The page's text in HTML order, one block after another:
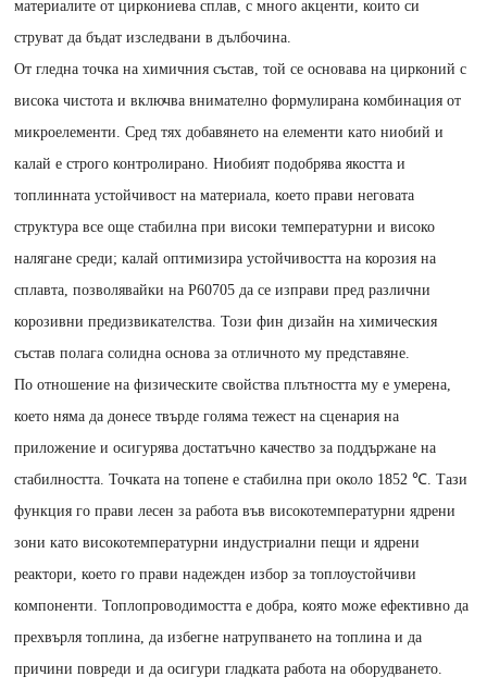
материалите от циркониева сплав, с много акценти, които си
струват да бъдат изследвани в дълбочина.
От гледна точка на химичния състав, той се основава на цирконий с
висока чистота и включва внимателно формулирана комбинация от
микроелементи. Сред тях добавянето на елементи като ниобий и
калай е строго контролирано. Ниобият подобрява якостта и
топлинната устойчивост на материала, което прави неговата
структура все още стабилна при високи температурни и високо
налягане среди; калай оптимизира устойчивостта на корозия на
сплавта, позволявайки на Р60705 да се изправи пред различни
корозивни предизвикателства. Този фин дизайн на химическия
състав полага солидна основа за отличното му представяне.
По отношение на физическите свойства плътността му е умерена,
което няма да донесе твърде голяма тежест на сценария на
приложение и осигурява достатъчно качество за поддържане на
стабилността. Точката на топене е стабилна при около 1852 ℃. Тази
функция го прави лесен за работа във високотемпературни ядрени
зони като високотемпературни индустриални пещи и ядрени
реактори, което го прави надежден избор за топлоустойчиви
компоненти. Топлопроводимостта е добра, която може ефективно да
прехвърля топлина, да избегне натрупването на топлина и да
причини повреди и да осигури гладката работа на оборудването.